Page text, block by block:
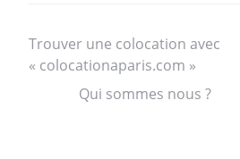
Trouver une colocation avec
« colocationaparis.com »
Qui sommes nous ?